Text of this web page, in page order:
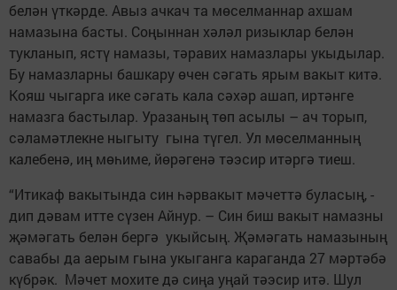
белән үткәрде. Авыз ачкач та мөселманнар ахшам
намазына басты. Соңыннан хәләл ризыклар белән
тукланып, ястү намазы, тәравих намазлары укыдылар.
Бу намазларны башкару өчен сәгать ярым вакыт китә.
Кояш чыгарга ике сәгать кала сәхәр ашап, иртәнге
намазга бастылар. Уразаның төп асылы – ач торып,
сәламәтлекне ныгыту гына түгел. Ул мөселманның
калебенә, иң мөһиме, йөрәгенә тәэсир итәргә тиеш.
“Итикаф вакытында син һәрвакыт мәчеттә буласың, -
дип дәвам итте сүзен Айнур. – Син биш вакыт намазны
җәмәгать белән бергә укыйсың. Җәмәгать намазының
савабы да аерым гына укыганга караганда 27 мәртәбә
күбрәк. Мәчет мохите дә сиңа уңай тәэсир итә. Шул